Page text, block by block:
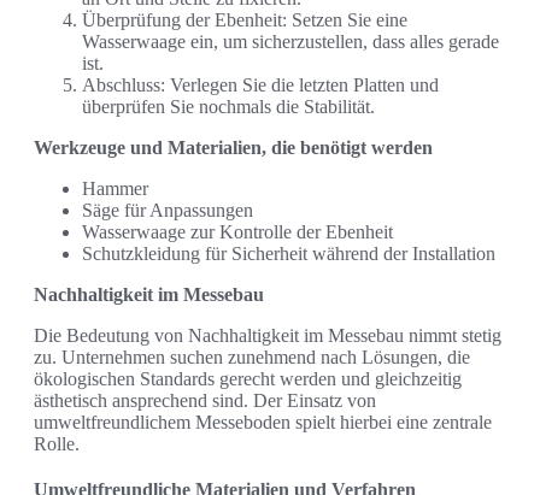
Überprüfung der Ebenheit: Setzen Sie eine
Wasserwaage ein, um sicherzustellen, dass alles gerade
ist.
Abschluss: Verlegen Sie die letzten Platten und
überprüfen Sie nochmals die Stabilität.
Werkzeuge und Materialien, die benötigt werden
Hammer
Säge für Anpassungen
Wasserwaage zur Kontrolle der Ebenheit
Schutzkleidung für Sicherheit während der Installation
Nachhaltigkeit im Messebau
Die Bedeutung von Nachhaltigkeit im Messebau nimmt stetig
zu. Unternehmen suchen zunehmend nach Lösungen, die
ökologischen Standards gerecht werden und gleichzeitig
ästhetisch ansprechend sind. Der Einsatz von
umweltfreundlichem Messeboden spielt hierbei eine zentrale
Rolle.
Umweltfreundliche Materialien und Verfahren